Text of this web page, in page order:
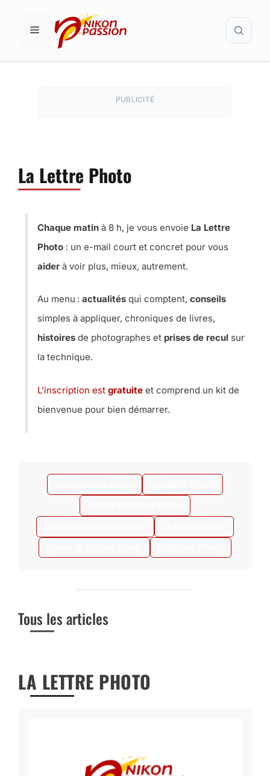
MENU
PUBLICITÉ
La Lettre Photo
Chaque matin à 8 h, je vous envoie La Lettre
Photo : un e-mail court et concret pour vous
aider à voir plus, mieux, autrement.
Au menu : actualités qui comptent, conseils
simples à appliquer, chroniques de livres,
histoires de photographes et prises de recul sur
la technique.
L’inscription est gratuite et comprend un kit de
bienvenue pour bien démarrer.
Tous les articles
LA LETTRE PHOTO